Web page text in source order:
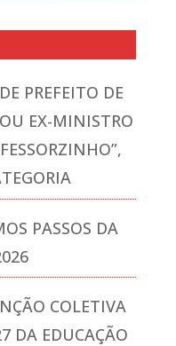
PREFEITO DE
EX-MINISTRO
PASSOS DA
COLETIVA
DA EDUCAÇÃO